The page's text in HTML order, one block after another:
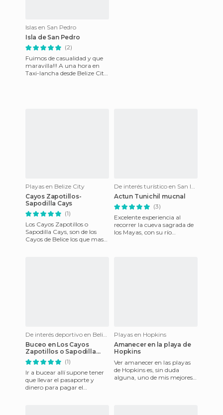
Islas en San Pedro
Isla de San Pedro
(2)
Fuimos de casualidad y que
maravilla!!! A una hora en
Taxi-lancha desde Belize City
Playas en Belize City
Cayos Zapotillos-
Sapodilla Cays
(1)
Los Cayos Zapotillos o
Sapodilla Cays, son de los
Cayos de Belice los que mas
De interés turístico en San Ignacio
Actun Tunichil mucnal
(3)
Excelente experiencia al
recorrer la cueva sagrada de
los Mayas, con su río
De interés deportivo en Belize City
Buceo en Los Cayos
Zapotillos o Sapodilla
Cays
(1)
Ir a bucear allí supone tener
que llevar el pasaporte y
dinero para pagar el
Playas en Hopkins
Amanecer en la playa de
Hopkins
Ver amanecer en las playas
de Hopkins es, sin duda
alguna, uno de mis mejores